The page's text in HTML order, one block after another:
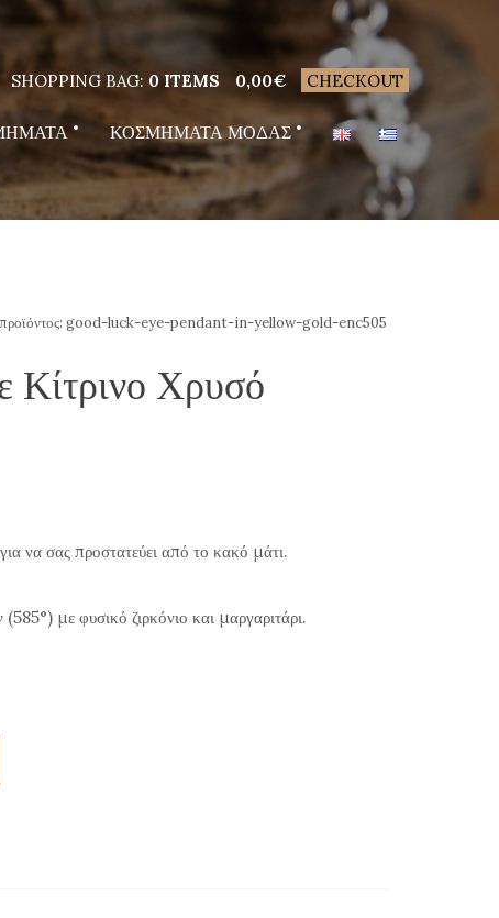
SHOPPING BAG: 0 ITEMS 0,00€ CHECKOUT
ΚΟΣΜΗΜΑΤΑ ΜΟΔΑΣ
good-luck-eye-pendant-in-yellow-gold-enc505
Κίτρινο Χρυσό
να σας προστατεύει από το κακό μάτι.
με φυσικό ζιρκόνιο και μαργαριτάρι.